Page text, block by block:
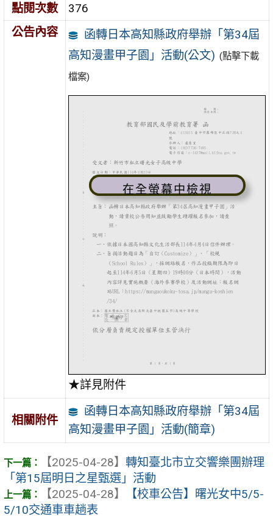
點閱次數
376
公告內容
函轉日本高知縣政府舉辦「第34屆
高知漫畫甲子園」活動(公文) (點擊下載
檔案)
在全螢幕中檢視
★詳見附件
相關附件
函轉日本高知縣政府舉辦「第34屆
高知漫畫甲子園」活動(簡章)
【2025-04-28】 轉知臺北市立交響樂團辦理
「第15屆明日之星甄選」活動
【2025-04-28】
【校車公告】曙光女中5/5-
5/10交通車車趟表